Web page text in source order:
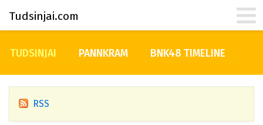
Tudsinjai.com
TUDSINJAI PANNKRAM BNK48 TIMELINE
RSS